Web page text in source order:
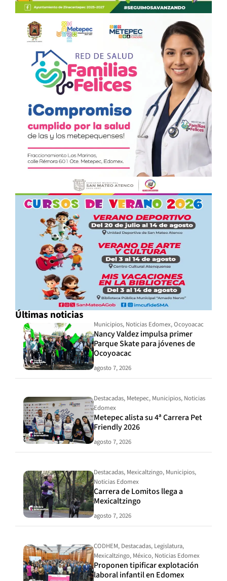
Últimas noticias
Municipios, Noticias Edomex,Ocoyoacac
Nancy Valdez impulsa primer
Parque Skate para jóvenes de
Ocoyoacac
agosto 7, 2026
Destacadas, Metepec, Municipios, Noticias
Edomex
Metepec alista su 4ª Carrera Pet
Friendly 2026
agosto 7, 2026
Destacadas, Mexicaltzingo, Municipios,
Noticias Edomex
Carrera de Lomitos llega a
Mexicaltzingo
agosto 7, 2026
CODHEM, Destacadas, Legislatura,
Mexicaltzingo, México, Noticias Edomex
Proponen tipificar explotación
laboral infantil en Edomex